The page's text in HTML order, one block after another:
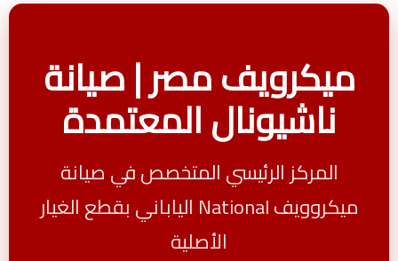
ميكرويف مصر | صيانة
ناشيونال المعتمدة
المركز الرئيسي المتخصص في صيانة
ميكروويف National الياباني بقطع الغيار
الأصلية